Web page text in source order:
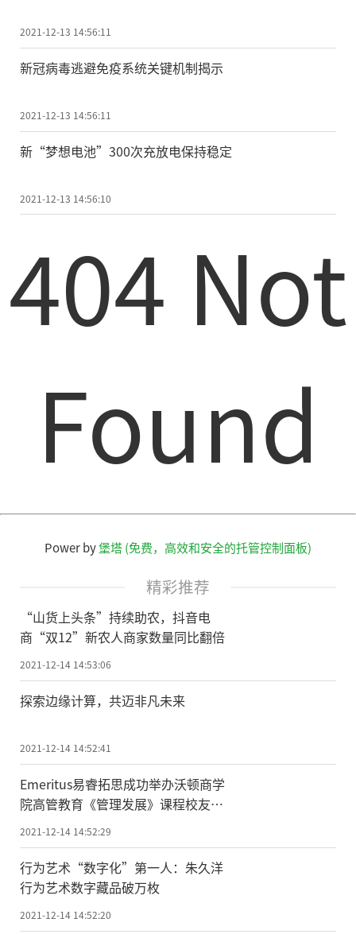
2021-12-13 14:56:11
新冠病毒逃避免疫系统关键机制揭示
2021-12-13 14:56:11
新“梦想电池”300次充放电保持稳定
2021-12-13 14:56:10
404 Not
Found
Power by堡塔 (免费，高效和安全的托管控制面板)
精彩推荐
“山货上头条”持续助农，抖音电
商“双12”新农人商家数量同比翻倍
2021-12-14 14:53:06
探索边缘计算，共迈非凡未来
2021-12-14 14:52:41
Emeritus易睿拓思成功举办沃顿商学
院高管教育《管理发展》课程校友论
2021-12-14 14:52:29
行为艺术“数字化”第一人：朱久洋
行为艺术数字藏品破万枚
2021-12-14 14:52:20